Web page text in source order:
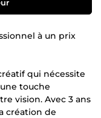
à un prix
qui nécessite
touche
vision. Avec 3 ans
création de